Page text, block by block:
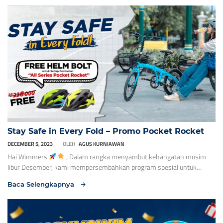
hanya untuk 100 Orang Pertama. Selama bulan Desember 2023 –
Januari 2024. Adapun detail promo #PrestaWIM sebagai berikut. Detail
[…]
Stay Safe in Every Fold – Promo Pocket Rocket
DECEMBER 5, 2023 OLEH AGUS KURNIAWAN
Hai Wimmers
, Dalam rangka menyambut kehangatan musim
libur Desember, kami mempersembahkan program spesial untuk
Every Fold!”
Untuk memeriahkan liburan akhir tahun 2023, kami
mempersembahkan program spesial untuk sepeda andalan Wimcycle
Pocket Rocket semua varia. Dengan setiap pembelian Wimcycle Pocket
Rocket selama […]
Baca Selengkapnya